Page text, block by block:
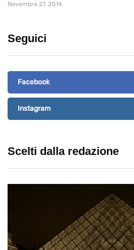
Novembre 27, 2014
Seguici
Facebook
Instagram
Scelti dalla redazione